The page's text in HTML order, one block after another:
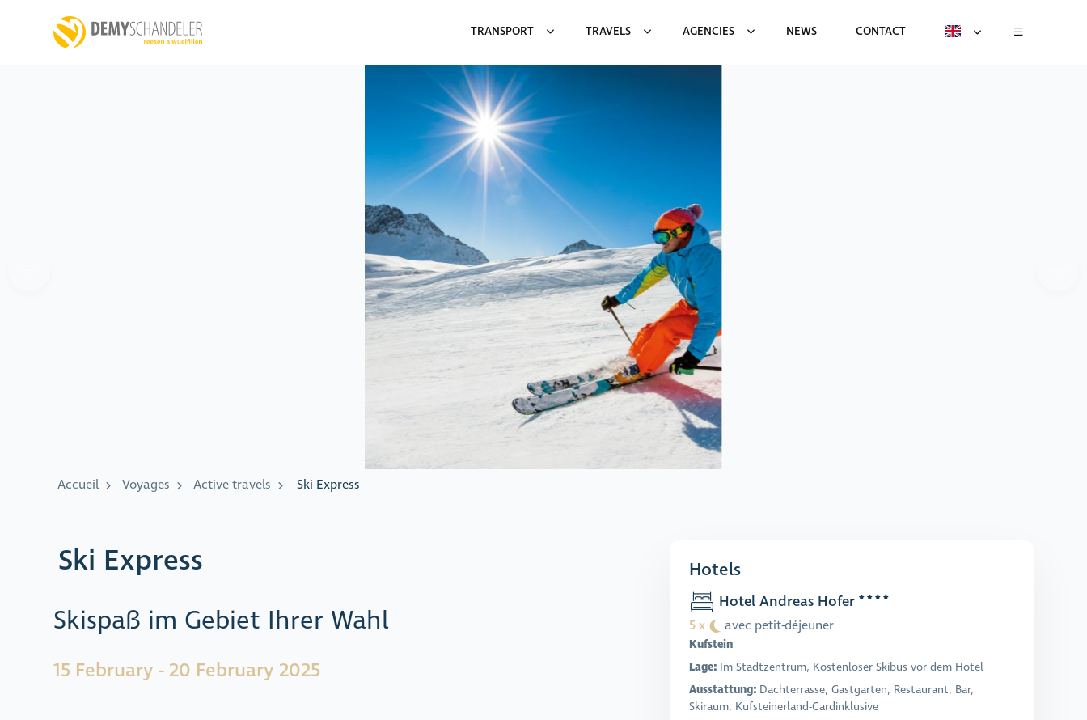
TRANSPORT TRAVELS AGENCIES NEWS CONTACT
Accueil Voyages Active travels Ski Express
Hotels
Hotel Andreas Hofer
5 x avec petit-déjeuner
Kufstein
Lage: Im Stadtzentrum, Kostenloser Skibus vor dem Hotel
Ausstattung: Dachterrasse, Gastgarten, Restaurant, Bar,
Skiraum, Kufsteinerland-Cardinklusive
Ski Express
Skispaß im Gebiet Ihrer Wahl
15 February - 20 February 2025